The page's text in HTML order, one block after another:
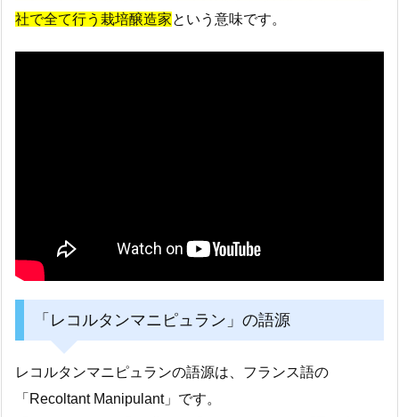
社で全て行う栽培醸造家という意味です。
「レコルタンマニピュラン」の語源
レコルタンマニピュランの語源は、フランス語の
「Recoltant Manipulant」です。